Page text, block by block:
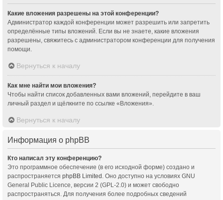
Какие вложения разрешены на этой конференции?
Администратор каждой конференции может разрешить или запретить
определённые типы вложений. Если вы не знаете, какие вложения
разрешены, свяжитесь с администратором конференции для получения
помощи.
Вернуться к началу
Как мне найти мои вложения?
Чтобы найти список добавленных вами вложений, перейдите в ваш
личный раздел и щёлкните по ссылке «Вложения».
Вернуться к началу
Информация о phpBB
Кто написал эту конференцию?
Это программное обеспечение (в его исходной форме) создано и
распространяется phpBB Limited . Оно доступно на условиях GNU
General Public Licence, версии 2 (GPL-2.0) и может свободно
распространяться. Для получения более подробных сведений